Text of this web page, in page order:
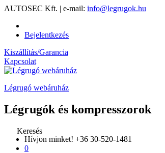
AUTOSEC Kft. | e-mail: info@legrugok.hu
Bejelentkezés
Kiszállítás/Garancia
Kapcsolat
Légrugó webáruház
Légrugók és kompresszorok
Keresés
Hívjon minket! +36 30-520-1481
0